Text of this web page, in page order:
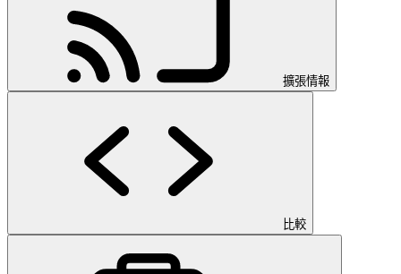
擴張情報
比較